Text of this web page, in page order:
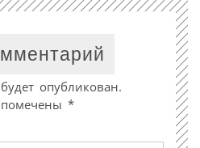
опубликован.
*